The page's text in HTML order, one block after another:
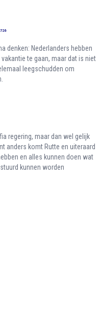
denken: Nederlanders hebben
te gaan, maar dat is niet
leegschudden om
regering, maar dan wel gelijk
anders komt Rutte en uiteraard
en alles kunnen doen wat
kunnen worden